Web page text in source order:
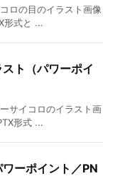
ロの目のイラスト画像
形式と ...
ト（パワーポイ
サイコロのイラスト画
形式 ...
ーポイント／PN